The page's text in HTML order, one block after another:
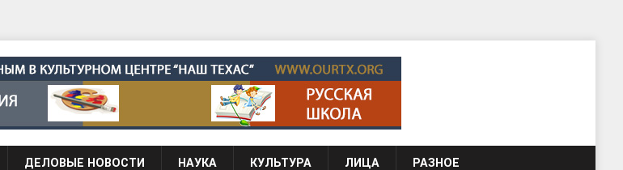
ДЕЛОВЫЕ НОВОСТИ НАУКА КУЛЬТУРА ЛИЦА РАЗНОЕ